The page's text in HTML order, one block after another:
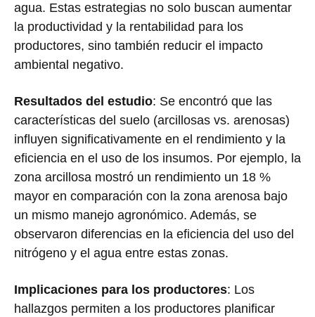
agua. Estas estrategias no solo buscan aumentar
la productividad y la rentabilidad para los
productores, sino también reducir el impacto
ambiental negativo.
Resultados del estudio: Se encontró que las
características del suelo (arcillosas vs. arenosas)
influyen significativamente en el rendimiento y la
eficiencia en el uso de los insumos. Por ejemplo, la
zona arcillosa mostró un rendimiento un 18 %
mayor en comparación con la zona arenosa bajo
un mismo manejo agronómico. Además, se
observaron diferencias en la eficiencia del uso del
nitrógeno y el agua entre estas zonas.
Implicaciones para los productores: Los
hallazgos permiten a los productores planificar